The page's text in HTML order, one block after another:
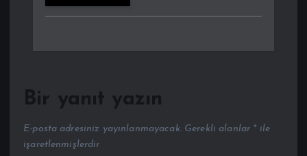
Bir yanıt yazın
E-posta adresiniz yayınlanmayacak. Gerekli alanlar * ile
işaretlenmişlerdir